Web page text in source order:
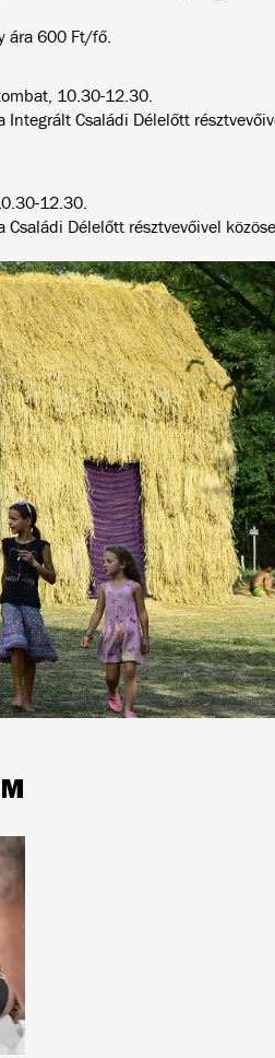
ára 600 Ft/fő.
10.30-12.30.
Családi Délelőtt
12.30.
Délelőtt résztvevőivel